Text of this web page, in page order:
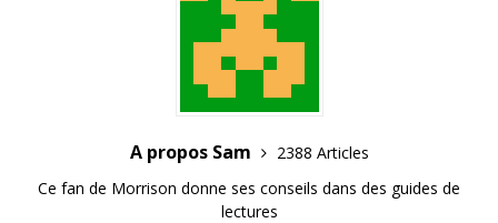
A propos Sam
2388 Articles
Ce fan de Morrison donne ses conseils dans des guides de
lectures